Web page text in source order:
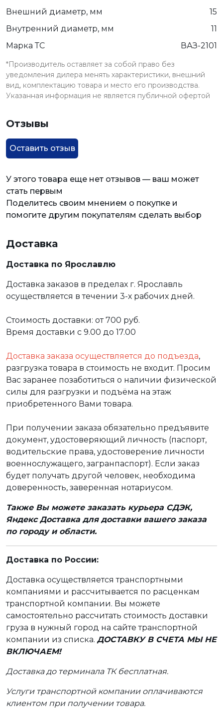
Внешний диаметр, мм
15
Внутренний диаметр, мм
11
Марка ТС
ВАЗ-2101
*Производитель оставляет за собой право без
уведомления дилера менять характеристики, внешний
вид, комплектацию товара и место его производства.
Указанная информация не является публичной офертой
Отзывы
Оставить отзыв
У этого товара еще нет отзывов — ваш может
стать первым
Поделитесь своим мнением о покупке и
помогите другим покупателям сделать выбор
Доставка
Доставка по Ярославлю
Доставка заказов в пределах г. Ярославль
осуществляется в течении 3-х рабочих дней.
Стоимость доставки: от 700 руб.
Время доставки с 9.00 до 17.00
Доставка заказа осуществляется до подъезда,
разгрузка товара в стоимость не входит. Просим
Вас заранее позаботиться о наличии физической
силы для разгрузки и подъёма на этаж
приобретенного Вами товара.
При получении заказа обязательно предъявите
документ, удостоверяющий личность (паспорт,
водительские права, удостоверение личности
военнослужащего, загранпаспорт). Если заказ
будет получать другой человек, необходима
доверенность, заверенная нотариусом.
Также Вы можете заказать курьера СДЭК,
Яндекс Доставка для доставки вашего заказа
по городу и области.
Доставка по России:
Доставка осуществляется транспортными
компаниями и рассчитывается по расценкам
транспортной компании. Вы можете
самостоятельно рассчитать стоимость доставки
груза в нужный город на сайте транспортной
компании из списка. ДОСТАВКУ В СЧЕТА МЫ НЕ
ВКЛЮЧАЕМ!
Доставка до терминала ТК бесплатная.
Услуги транспортной компании оплачиваются
клиентом при получении товара.